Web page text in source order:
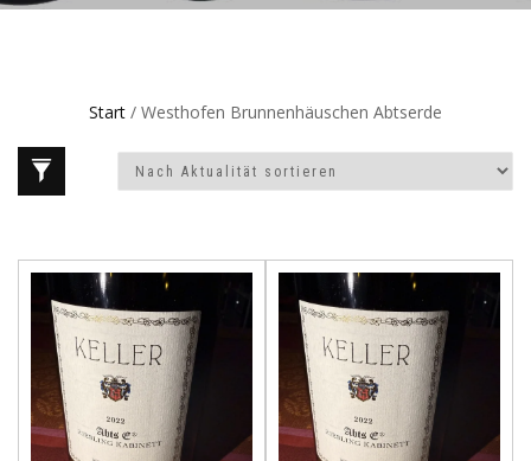
Start / Westhofen Brunnenhäuschen Abtserde